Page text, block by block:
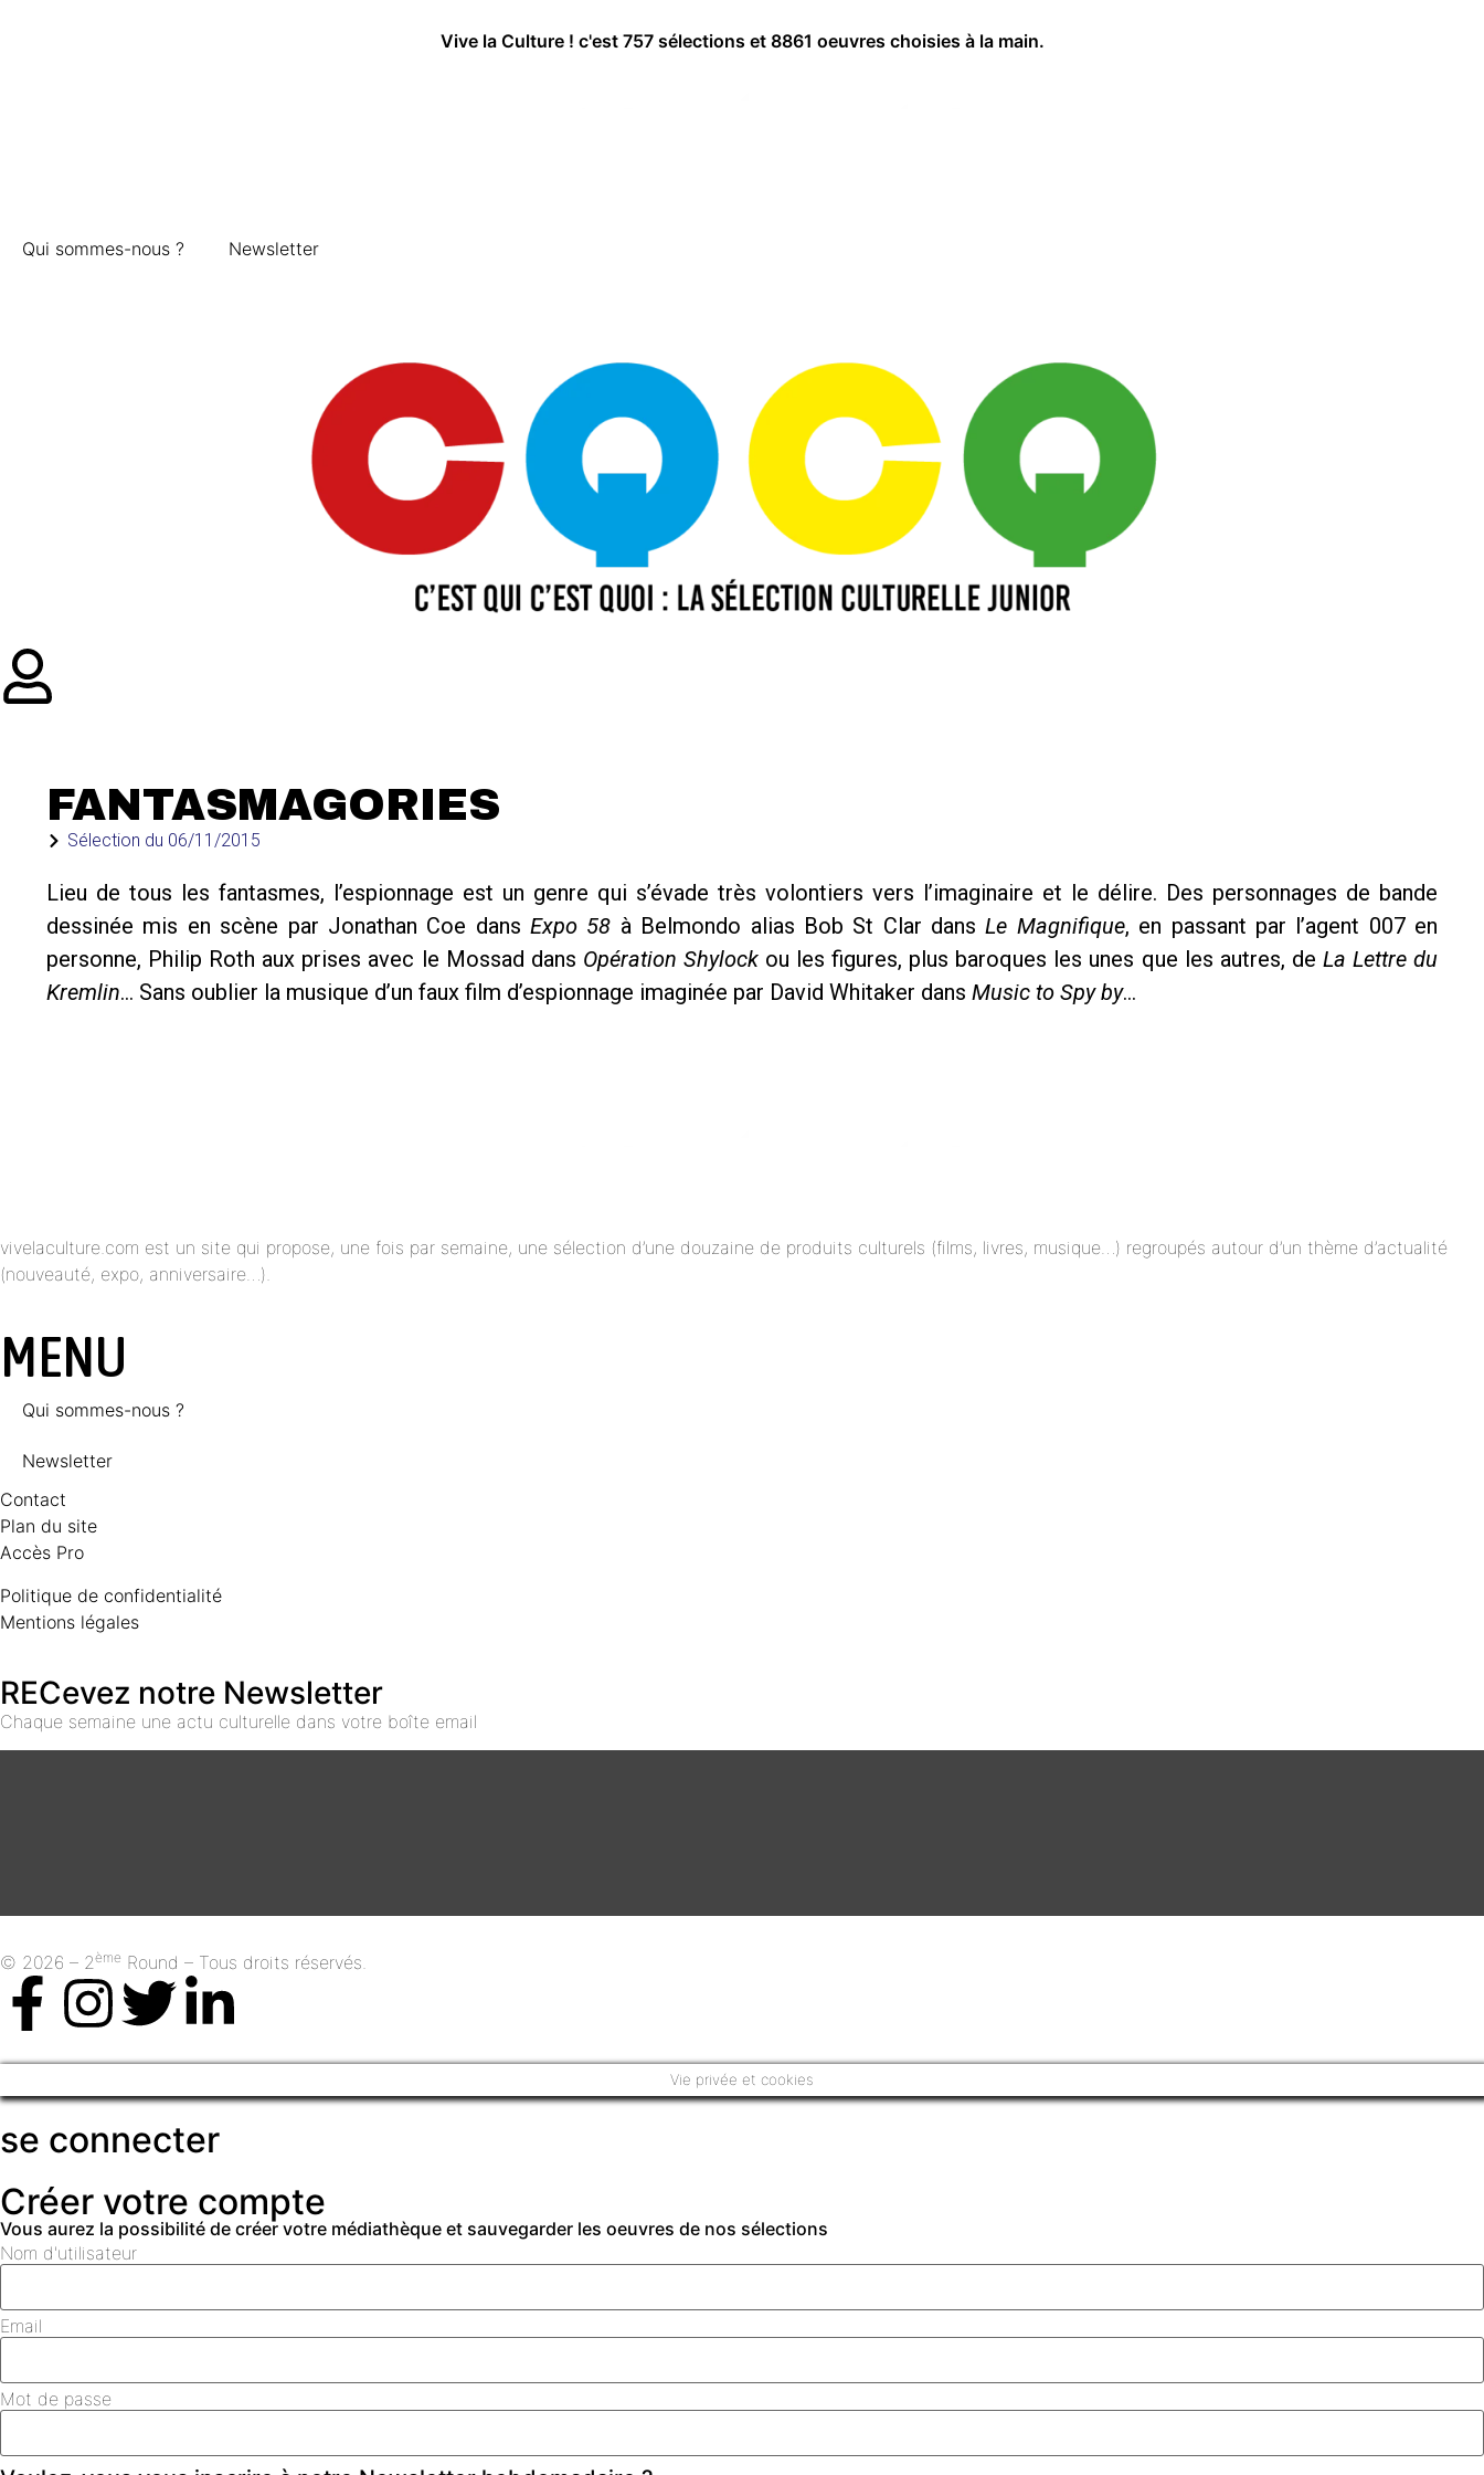
Vive la Culture ! c'est 757 sélections et 8861 oeuvres choisies à la main.
Qui sommes-nous ? Newsletter
FANTASMAGORIES
Sélection du 06/11/2015
Lieu de tous les fantasmes, l’espionnage est un genre qui s’évade très volontiers vers l’imaginaire et le délire. Des personnages de bande
dessinée mis en scène par Jonathan Coe dans Expo 58 à Belmondo alias Bob St Clar dansLe Magnifique, en passant par l’agent 007 en
personne, Philip Roth aux prises avec le Mossad dans Opération Shylockou les figures, plus baroques les unes que les autres, de La Lettre du
Kremlin… Sans oublier la musique d’un faux film d’espionnage imaginée par David Whitaker dans Music to Spy by…
vivelaculture.com est un site qui propose, une fois par semaine, une sélection d’une douzaine de produits culturels (films, livres, musique…) regroupés autour d’un thème d’actualité
(nouveauté, expo, anniversaire…).
MENU
Qui sommes-nous ?
Newsletter
Contact
Plan du site
Accès Pro
Politique de confidentialité
Mentions légales
RECevez notre Newsletter
Chaque semaine une actu culturelle dans votre boîte email
© 2026 – 2ème Round – Tous droits réservés.
Vie privée et cookies
se connecter
Créer votre compte
Vous aurez la possibilité de créer votre médiathèque et sauvegarder les oeuvres de nos sélections
Nom d'utilisateur
Email
Mot de passe